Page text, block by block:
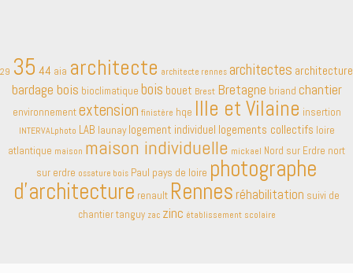
29 35 44 aia architecte architecte rennes architectes architecture
bardage bois bioclimatique bois bouet Brest Bretagne briand chantier
environnement extension finistère hqe Ille et Vilaine insertion
INTERVALphoto LAB launay logement individuel logements collectifs loire
atlantique maison maison individuelle mickael Nord sur Erdre nort
sur erdre ossature bois Paul pays de loire photographe
d'architecture renault Rennes réhabilitation suivi de
chantier tanguy zac zinc établissement scolaire